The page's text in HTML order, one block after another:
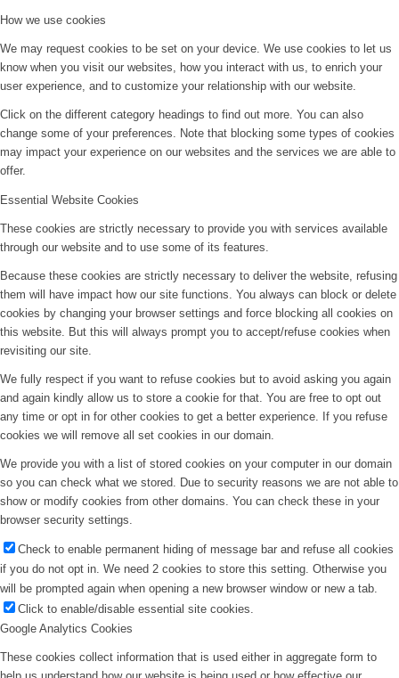
How we use cookies
We may request cookies to be set on your device. We use cookies to let us
know when you visit our websites, how you interact with us, to enrich your
user experience, and to customize your relationship with our website.
Click on the different category headings to find out more. You can also
change some of your preferences. Note that blocking some types of cookies
may impact your experience on our websites and the services we are able to
offer.
Essential Website Cookies
These cookies are strictly necessary to provide you with services available
through our website and to use some of its features.
Because these cookies are strictly necessary to deliver the website, refusing
them will have impact how our site functions. You always can block or delete
cookies by changing your browser settings and force blocking all cookies on
this website. But this will always prompt you to accept/refuse cookies when
revisiting our site.
We fully respect if you want to refuse cookies but to avoid asking you again
and again kindly allow us to store a cookie for that. You are free to opt out
any time or opt in for other cookies to get a better experience. If you refuse
cookies we will remove all set cookies in our domain.
We provide you with a list of stored cookies on your computer in our domain
so you can check what we stored. Due to security reasons we are not able to
show or modify cookies from other domains. You can check these in your
browser security settings.
Check to enable permanent hiding of message bar and refuse all cookies
if you do not opt in. We need 2 cookies to store this setting. Otherwise you
will be prompted again when opening a new browser window or new a tab.
Click to enable/disable essential site cookies.
Google Analytics Cookies
These cookies collect information that is used either in aggregate form to